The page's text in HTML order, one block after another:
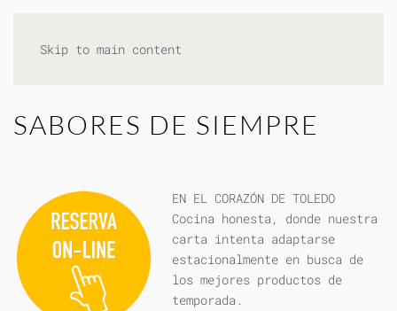
Skip to main content
SABORES DE SIEMPRE
EN EL CORAZÓN DE TOLEDO
Cocina honesta, donde nuestra
carta intenta adaptarse
estacionalmente en busca de
los mejores productos de
temporada.